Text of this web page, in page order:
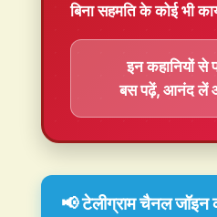
बिना सहमति के कोई भी
इन कहानियों से
बस पढ़ें, आनंद लें
📢 टेलीग्राम चैनल जॉइन